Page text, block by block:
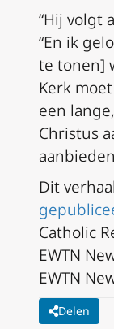
“Hij volgt
“En ik
te tonen]
Kerk
een
Christus
Dit verhaal
Catholic
EWTN
EWTN
Delen